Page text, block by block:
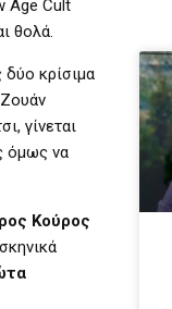
Age Cult
θολά.
κρίσιμα
γίνεται
όμως να
Κούρος